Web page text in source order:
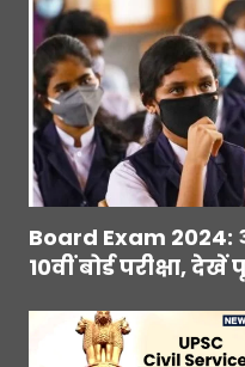
Board Exam
10वीं बोर्ड परीक्षा, देखें